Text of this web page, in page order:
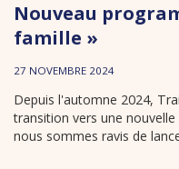
Nouveau
famille »
27 NOVEMBRE 2024
Depuis l'automne 2024,
transition vers une
nous sommes ravis de